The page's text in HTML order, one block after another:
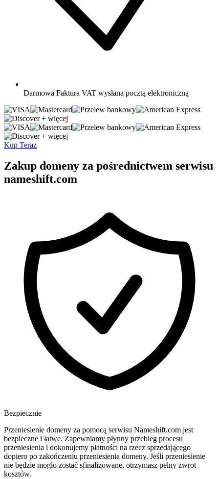
Darmowa Faktura VAT wysłana pocztą elektroniczną
+ więcej
+ więcej
Kup Teraz
Zakup domeny za pośrednictwem serwisu
nameshift.com
Bezpiecznie
Przeniesienie domeny za pomocą serwisu Nameshift.com jest
bezpieczne i łatwe. Zapewniamy płynny przebieg procesu
przeniesienia i dokonujemy płatności na rzecz sprzedającego
dopiero po zakończeniu przeniesienia domeny. Jeśli przeniesienie
nie będzie mogło zostać sfinalizowane, otrzymasz pełny zwrot
kosztów.